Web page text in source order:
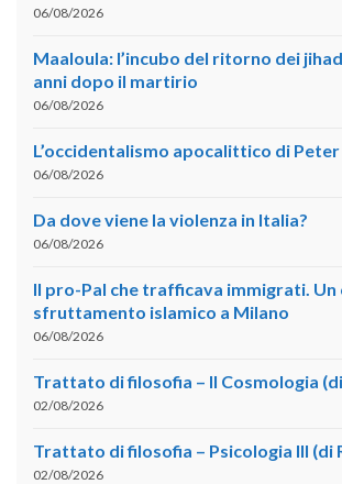
06/08/2026
Maaloula: l’incubo del ritorno dei
anni dopo il martirio
06/08/2026
L’occidentalismo apocalittico di
06/08/2026
Da dove viene la violenza in Italia?
06/08/2026
Il pro-Pal che trafficava immigrati. Un
sfruttamento islamico a Milano
06/08/2026
Trattato di filosofia – II Cosmologia
02/08/2026
Trattato di filosofia – Psicologia III (di
02/08/2026